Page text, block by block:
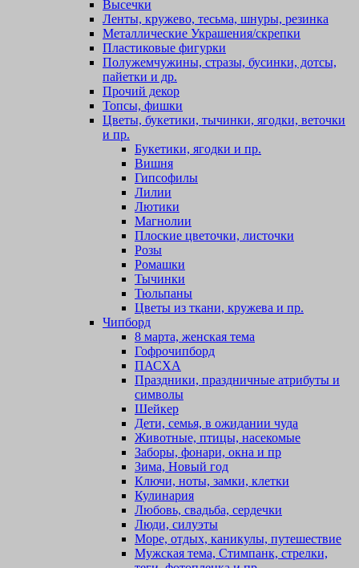
Высечки
Ленты, кружево, тесьма, шнуры, резинка
Металлические Украшения/скрепки
Пластиковые фигурки
Полужемчужины, стразы, бусинки, дотсы,
пайетки и др.
Прочий декор
Топсы, фишки
Цветы, букетики, тычинки, ягодки, веточки
и пр.
Букетики, ягодки и пр.
Вишня
Гипсофилы
Лилии
Лютики
Магнолии
Плоские цветочки, листочки
Розы
Ромашки
Тычинки
Тюльпаны
Цветы из ткани, кружева и пр.
Чипборд
8 марта, женская тема
Гофрочипборд
ПАСХА
Праздники, праздничные атрибуты и
символы
Шейкер
Дети, семья, в ожидании чуда
Животные, птицы, насекомые
Заборы, фонари, окна и пр
Зима, Новый год
Ключи, ноты, замки, клетки
Кулинария
Любовь, свадьба, сердечки
Люди, силуэты
Море, отдых, каникулы, путешествие
Мужская тема, Стимпанк, стрелки,